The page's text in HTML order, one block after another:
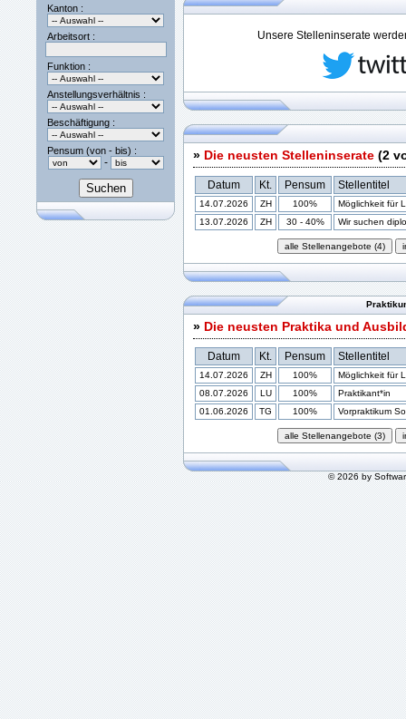
Kanton :
Arbeitsort :
Funktion :
Anstellungsverhältnis :
Beschäftigung :
Pensum (von - bis) :
-
Unsere Stelleninserate
» Die neusten Stelleninserate (2
Datum Kt. Pensum Stellentitel
14.07.2026 ZH 100%
Möglichkeit für
13.07.2026
ZH 30 - 40% Wir suchen
» Die neusten Praktika und
Datum Kt. Pensum Stellentitel
14.07.2026 ZH 100%
Möglichkeit für
08.07.2026
LU 100%
Praktikant*in
01.06.2026
TG 100% Vorpraktikum
© 2026 by